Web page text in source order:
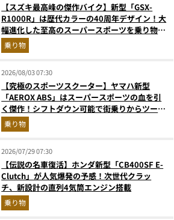
【スズキ最高峰の傑作バイク】新型「GSX-
R1000R」は歴代カラーの40周年デザイン！大
幅進化した至高のスーパースポーツを乗り物ラ
イターが解説
乗り物
2026/08/03 07:30
【究極のスポーツスクーター】ヤマハ新型
「AEROX ABS」はスーパースポーツの血を引
く傑作！シフトダウン可能で街乗りからツーリ
ングまで最強
乗り物
2026/07/29 07:30
【伝説の名車復活】ホンダ新型「CB400SF E-
Clutch」が人気爆発の予感！次世代クラッ
チ、新設計の直列4気筒エンジン搭載
乗り物